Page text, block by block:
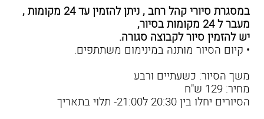
במסגרת סיורי קהל רחב , ניתן להזמין עד 24 מקומות ,
מעבר ל 24 מקומות בסיור,
יש להזמין סיור לקבוצה סגורה.
• קיום הסיור מותנה במינימום משתתפים.
משך הסיור: כשעתיים ורבע
מחיר: 129 ש"ח
הסיורים יחלו בין 20:30 ל21:00- תלוי בתאריך